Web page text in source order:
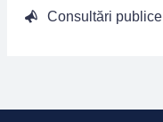
Consultări publice